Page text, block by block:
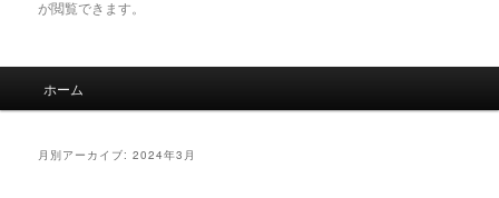
動
が閲覧できます。
ホーム
月別アーカイブ:2024年3月